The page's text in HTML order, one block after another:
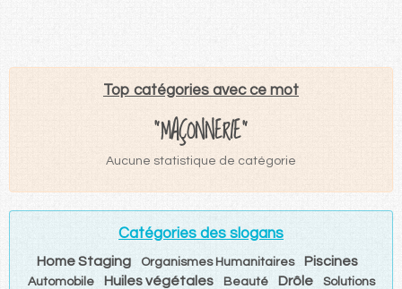
Top catégories avec ce mot
"MAÇONNERIE"
Aucune statistique de catégorie
Catégories des slogans
Home Staging Organismes Humanitaires Piscines
Automobile Huiles végétales Beauté Drôle
Solutions